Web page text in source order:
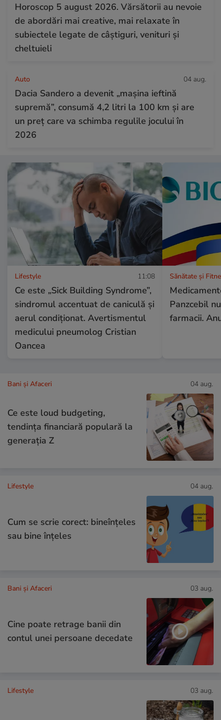
Horoscop 5 august 2026. Vărsătorii au nevoie
de abordări mai creative, mai relaxate în
subiectele legate de câștiguri, venituri și
cheltuieli
Auto 04 aug.
Dacia Sandero a devenit „mașina ieftină
supremă”, consumă 4,2 litri la 100 km și are
un preț care va schimba regulile jocului în
2026
Lifestyle 11:08
Ce este „Sick Building Syndrome”,
sindromul accentuat de caniculă și
aerul condiționat. Avertismentul
medicului pneumolog Cristian
Oancea
Sănătate și
Panzcebil
farmacii.
Bani și Afaceri 04 aug.
Ce este loud budgeting,
tendința financiară populară la
generația Z
Lifestyle 04 aug.
Cum se scrie corect: bineînțeles
sau bine înțeles
Bani și Afaceri 03 aug.
Cine poate retrage banii din
contul unei persoane decedate
Lifestyle 03 aug.